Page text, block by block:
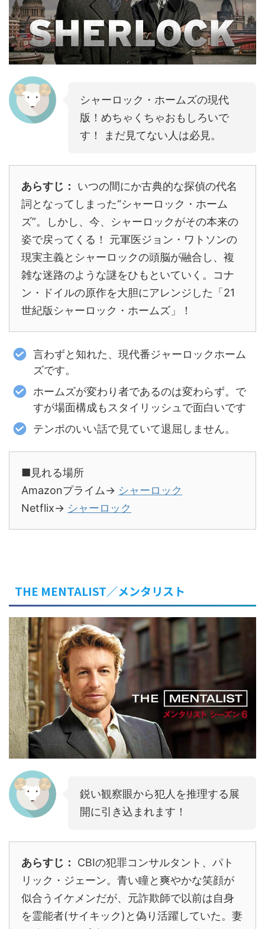
シャーロック・ホームズの現代
版！めちゃくちゃおもしろいで
す！ まだ見てない人は必見。
あらすじ：
いつの間にか古典的な探偵の代名
詞となってしまった“シャーロック・ホーム
ズ”。しかし、今、シャーロックがその本来の
姿で戻ってくる！ 元軍医ジョン・ワトソンの
現実主義とシャーロックの頭脳が融合し、複
雑な迷路のような謎をひもといていく。コナ
ン・ドイルの原作を大胆にアレンジした「21
世紀版シャーロック・ホームズ」！
言わずと知れた、現代番ジャーロックホーム
ズです。
ホームズが変わり者であるのは変わらず。で
すが場面構成もスタイリッシュで面白いです
テンポのいい話で見ていて退屈しません。
■見れる場所
Amazonプライム→ シャーロック
Netflix→ シャーロック
THE MENTALIST／メンタリスト
鋭い観察眼から犯人を推理する展
開に引き込まれます！
あらすじ：
CBIの犯罪コンサルタント、パト
リック・ジェーン。青い瞳と爽やかな笑顔が
似合うイケメンだが、元詐欺師で以前は自身
を霊能者(サイキック)と偽り活躍していた。妻